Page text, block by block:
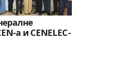
а и CENELEC-